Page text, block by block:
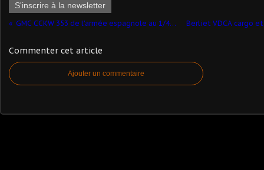
S'inscrire à la newsletter
GMC CCKW 353 de l'armée espagnole au 1/43ème (Altaya)
Commenter cet article
Ajouter un commentaire